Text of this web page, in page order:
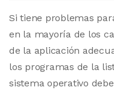
Si tiene problemas
en la mayoría de los
de la aplicación
los programas de la
sistema operativo